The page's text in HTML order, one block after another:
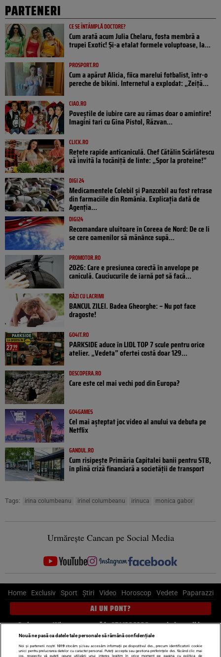
PARTENERI
CE SE ÎNTÂMPLĂ DOCTORE?
Cum arată acum Julia Chelaru, fosta membră a
trupei Exotic! Și-a etalat formele voluptoase, la...
PROSPORT.RO
Cum a apărut Alicia, fiica marelui fotbalist, într-o
pereche de bikini. Internetul a explodat: „Zeiță...
CIAO.RO
Poveştile de iubire care au rămas doar o amintire!
Imagini tari cu Gina Pistol, Răzvan...
CLICK.RO
Rețete rapide anticaniculă. Chef Cătălin Scărlătescu
vă invită la tocăniță de linte: „Spor la proteine!”
DIGI 24
Medicamentele Colebil și Panzcebil au fost retrase
din farmaciile din România. Explicația dată de
Agenția...
DIGI24
Recomandare uluitoare în Coreea de Nord: De ce li
se cere oamenilor să mănânce supă...
PROMOTOR.RO
2026: Care e presiunea corectă în anvelope pe
caniculă. Cauciucurile de iarnă pot să facă...
RÂZI CU LACRIMI
BANCUL ZILEI. Badea Gheorghe: – Nu pot face
dragoste!
GO4IT.RO
PARKSIDE aduce în LIDL TOP 7 scule pentru orice
atelier. „Vedeta” ofertei costă doar 129...
DESCOPERA.RO
Care este cel mai vechi pod din Europa?
GO4GAMES
Cel mai așteptat joc video al anului va debuta pe
Netflix
GANDUL.RO
Cum risipește Primăria Capitalei banii pentru STB,
în plină criză financiară a societății de transport
Tags: irina columbeanu irinel columbeanu irinuca monica gabor
Urmărește Cancan pe Social Media
Home Exclusiv Sport Știri Video Horoscop Vedete Paparazzi
AI UN PONT?
Scrie-ne pe Whatsapp, sună la 0741226226 sau trimite mail la
pont@cancan.ro
Nouă ne pasă ca datele tale personale să rămână confidențiale
Noi și partenerii noștri 1019stocăm și/sau accesăm informații pe dispozitivul dvs., precum identificatorii cookie
unici pentru prelucrarea datelor cu caracter personal. Puteți accepta sau gestiona preferințele dvs. făcând clic mai
jos, respectiv vă puteți opune utilizării unui interes legitim în orice moment pe pagina cu politica de